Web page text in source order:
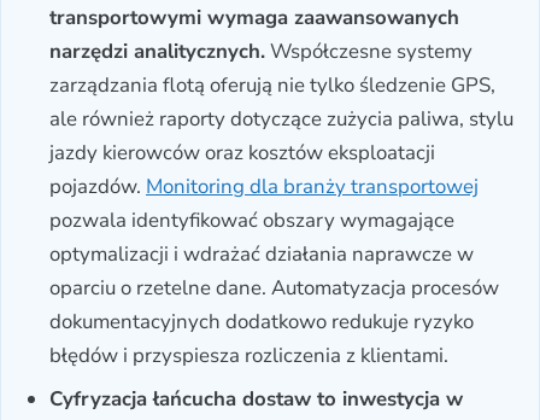
transportowymi wymaga zaawansowanych
narzędzi analitycznych.Współczesne systemy
zarządzania flotą oferują nie tylko śledzenie GPS,
ale również raporty dotyczące zużycia paliwa, stylu
jazdy kierowców oraz kosztów eksploatacji
pojazdów. Monitoring dla branży transportowej
pozwala identyfikować obszary wymagające
optymalizacji i wdrażać działania naprawcze w
oparciu o rzetelne dane. Automatyzacja procesów
dokumentacyjnych dodatkowo redukuje ryzyko
błędów i przyspiesza rozliczenia z klientami.
Cyfryzacja łańcucha dostaw to inwestycja w